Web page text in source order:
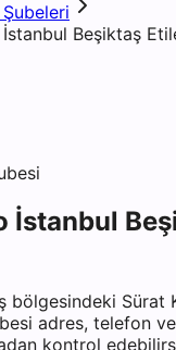
Beşiktaş
İstanbul
bölgesindeki Sürat
adres, telefon
kontrol